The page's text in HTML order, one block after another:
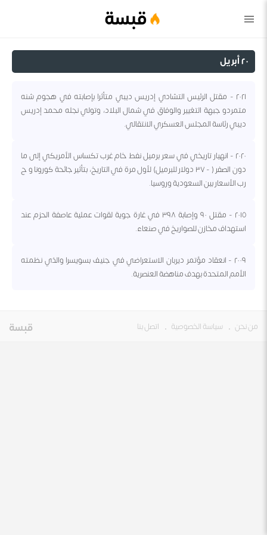
قبسة
٢٠ أبريل
٢٠٢١ - مقتل الرئيس التشادي إدريس ديبي متأثرا بإصابته في هجوم شنه
متمردو جبهة التغيير والوفاق في شمال البلاد، وتولي نجله محمد إدريس
ديبي رئاسة المجلس العسكري الانتقالي.
٢٠٢٠ - انهيار تاريخي في سعر برميل نفط خام غرب تكساس الأمريكي إلى ما
دون الصفر ( - ٣٧ دولار للبرميل) لأول مرة في التاريخ، بتأثير جائحة كورونا و ح
رب الأسعار بين السعودية وروسيا.
٢٠١٥ - مقتل ٩٠ وإصابة ٣٩٨ في غارة جوية لقوات عملية عاصفة الحزم عند
استهداف مخازن للصواريخ في صنعاء.
٢٠٠٩ - انعقاد مؤتمر ديربان الاستعراضي في جنيف بسويسرا والذي نظمته
الأمم المتحدة بهدف مناهضة العنصرية.
من نحن • سياسة الخصوصية • اتصل بنا قبسة